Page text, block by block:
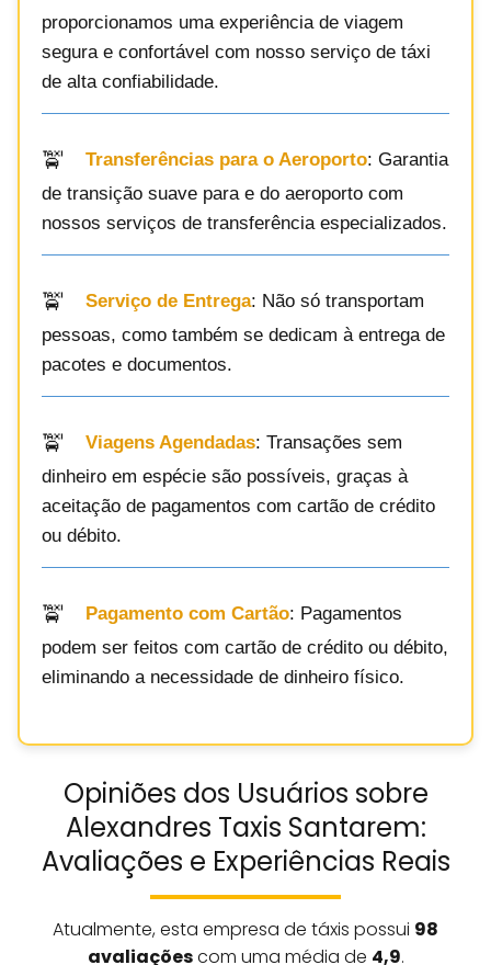
proporcionamos uma experiência de viagem
segura e confortável com nosso serviço de táxi
de alta confiabilidade.
Transferências para o Aeroporto: Garantia
de transição suave para e do aeroporto com
nossos serviços de transferência especializados.
Serviço de Entrega: Não só transportam
pessoas, como também se dedicam à entrega de
pacotes e documentos.
Viagens Agendadas: Transações sem
dinheiro em espécie são possíveis, graças à
aceitação de pagamentos com cartão de crédito
ou débito.
Pagamento com Cartão: Pagamentos
podem ser feitos com cartão de crédito ou débito,
eliminando a necessidade de dinheiro físico.
Opiniões dos Usuários sobre
Alexandres Taxis Santarem:
Avaliações e Experiências Reais
Atualmente, esta empresa de táxis possui 98
avaliaçõescom uma média de 4,9.